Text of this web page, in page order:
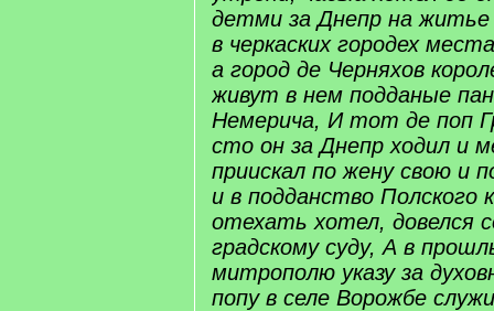
детми за Днепр на
в черкаских городех
а город де Черняхов
живут в нем подданые
Немерича, И тот де поп
сто он за Днепр ходил и
приискал по жену свою и
и в подданство Полского
отехать хотел, довелся
градскому суду, А в
митрополю указу за
попу в селе Ворожбе